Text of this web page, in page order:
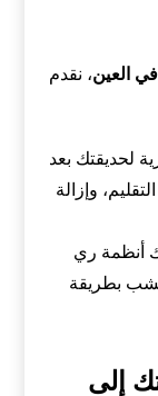
العين، نقدم
لحديقتك بعد
وإزالة
أنظمة ري
بطريقة
إلى